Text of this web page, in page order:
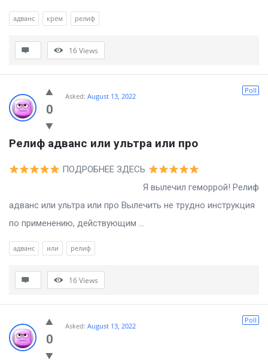
адванс крем релиф
16Views
0
Poll
Asked: August 13, 2022
Релиф адванс или ультра или про
ПОДРОБНЕЕ ЗДЕСЬ
Я вылечил геморрой! Релиф
адванс или ультра или про Вылечить не трудно инструкция
по применению, действующим ...
адванс или релиф
16Views
0
Poll
Asked: August 13, 2022